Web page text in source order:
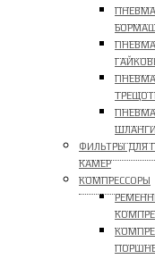
ФИЛЬТРЫ ДЛЯ
КАМЕР
КОМПРЕССОРЫ